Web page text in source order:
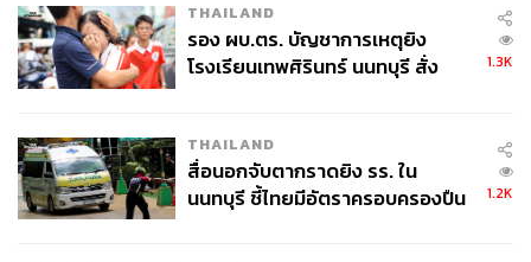
THAILAND
รอง ผบ.ตร. บัญชาการเหตุยิง
โรงเรียนเทพศิรินทร์ นนทบุรี สั่ง
1.3K
THAILAND
สื่อนอกจับตากราดยิง รร. ใน
นนทบุรี ชี้ไทยมีอัตราครอบครองปืน
1.2K